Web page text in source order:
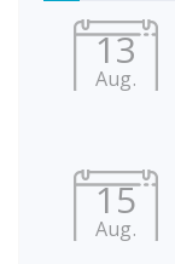
13
Aug.
15
Aug.